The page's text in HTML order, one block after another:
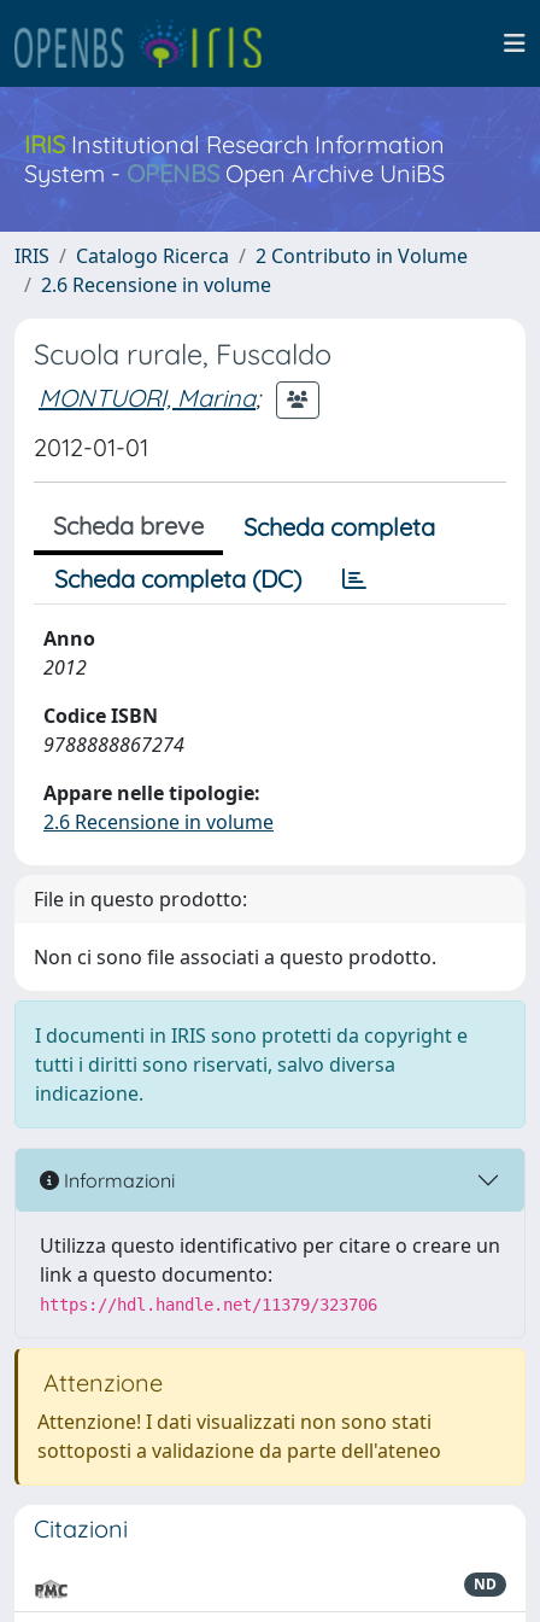
IRISInstitutional Research Information
System - OPENBS Open Archive UniBS
IRIS Catalogo Ricerca
2 Contributo in Volume
2.6 Recensione in volume
Scuola rurale, Fuscaldo
MONTUORI, Marina;
2012-01-01
Scheda breve
Scheda completa
Scheda completa (DC)
Anno
2012
Codice ISBN
9788888867274
Appare nelle tipologie:
2.6 Recensione in volume
File in questo prodotto:
Non ci sono file associati a questo prodotto.
I documenti in IRIS sono protetti da copyright e
tutti i diritti sono riservati, salvo diversa
indicazione.
Informazioni
Utilizza questo identificativo per citare o creare un
link a questo documento:
https://hdl.handle.net/11379/323706
Attenzione
Attenzione! I dati visualizzati non sono stati
sottoposti a validazione da parte dell'ateneo
Citazioni
ND